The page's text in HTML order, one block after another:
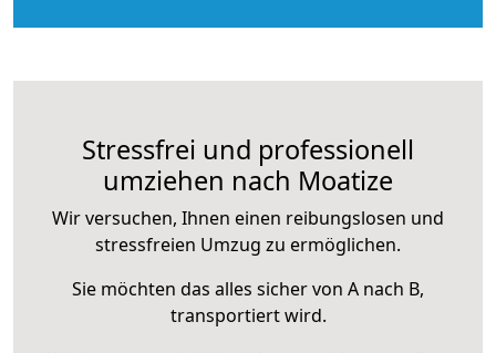
Stressfrei und professionell
umziehen nach Moatize
Wir versuchen, Ihnen einen reibungslosen und
stressfreien Umzug zu ermöglichen.
Sie möchten das alles sicher von A nach B,
transportiert wird.